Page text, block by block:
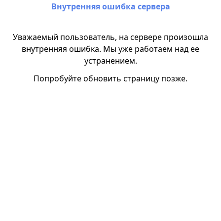
Внутренняя ошибка сервера
Уважаемый пользователь, на сервере произошла
внутренняя ошибка. Мы уже работаем над ее
устранением.
Попробуйте обновить страницу позже.